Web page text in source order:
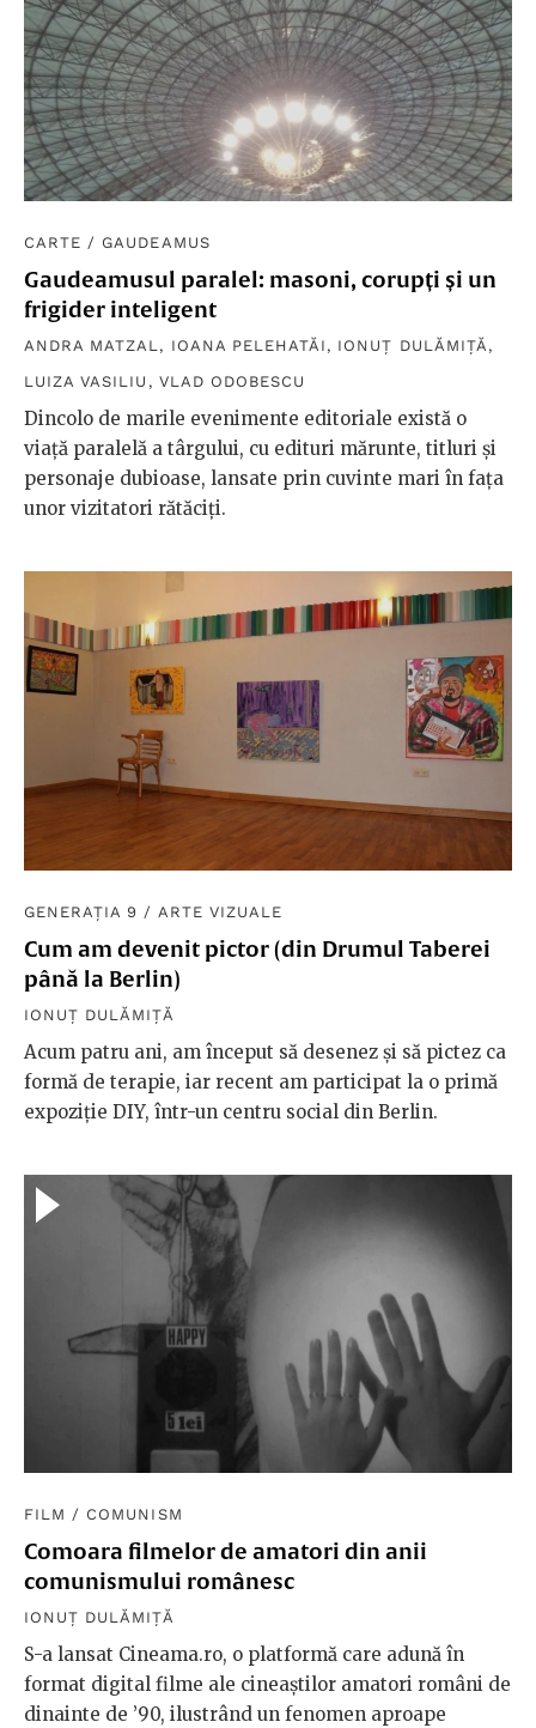
CARTE / GAUDEAMUS
Gaudeamusul paralel: masoni, corupți și un
frigider inteligent
ANDRA MATZAL, IOANA PELEHATĂI , IONUȚ DULĂMIȚĂ ,
LUIZA VASILIU , VLAD ODOBESCU
Dincolo de marile evenimente editoriale există o
viață paralelă a târgului, cu edituri mărunte, titluri și
personaje dubioase, lansate prin cuvinte mari în fața
unor vizitatori rătăciți.
GENERAȚIA 9 / ARTE VIZUALE
Cum am devenit pictor (din Drumul Taberei
până la Berlin)
IONUȚ DULĂMIȚĂ
Acum patru ani, am început să desenez și să pictez ca
formă de terapie, iar recent am participat la o primă
expoziție DIY, într-un centru social din Berlin.
FILM / COMUNISM
Comoara filmelor de amatori din anii
comunismului românesc
IONUȚ DULĂMIȚĂ
S-a lansat Cineama.ro, o platformă care adună în
format digital filme ale cineaştilor amatori români de
dinainte de ’90, ilustrând un fenomen aproape